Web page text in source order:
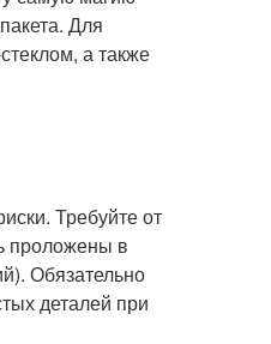
Для
а также
Требуйте от
проложены в
Обязательно
деталей при